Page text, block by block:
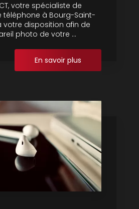
votre spécialiste de
téléphone à Bourg-Saint-
votre disposition afin de
photo de votre ...
En savoir plus